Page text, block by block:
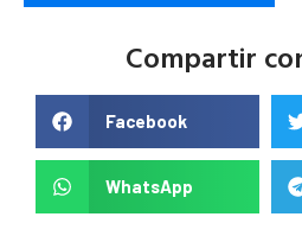
Compartir
Facebook
WhatsApp